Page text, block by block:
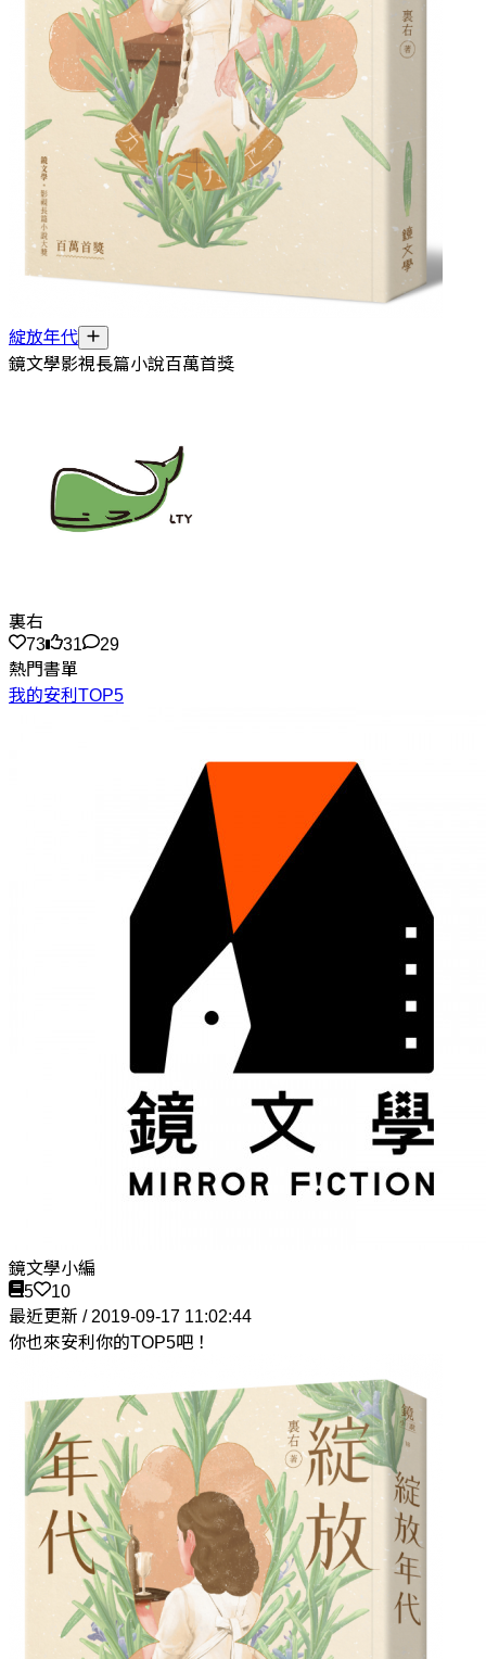
綻放年代
鏡文學影視長篇小說百萬首獎
裏右
73
31
29
熱門書單
我的安利TOP5
鏡文學小編
5
10
最近更新 / 2019-09-17 11:02:44
你也來安利你的TOP5吧！